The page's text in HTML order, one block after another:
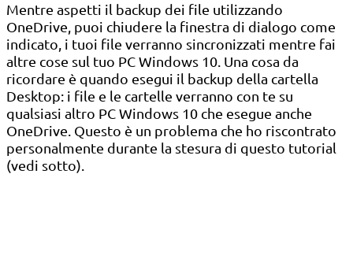
Mentre aspetti il ​​backup dei file utilizzando
OneDrive, puoi chiudere la finestra di dialogo come
indicato, i tuoi file verranno sincronizzati mentre fai
altre cose sul tuo PC Windows 10. Una cosa da
ricordare è quando esegui il backup della cartella
Desktop: i file e le cartelle verranno con te su
qualsiasi altro PC Windows 10 che esegue anche
OneDrive. Questo è un problema che ho riscontrato
personalmente durante la stesura di questo tutorial
(vedi sotto).